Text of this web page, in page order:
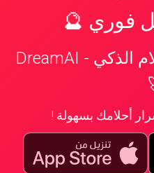
فوري 🔮
📱 تطبيق تفسير الأحلام الذكي - DreamAI
أحلامك بسهولة !